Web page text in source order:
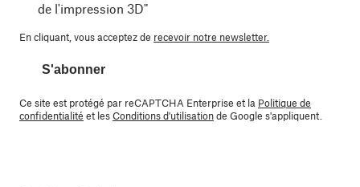
de l'impression 3D"
En cliquant, vous acceptez de recevoir notre newsletter.
S'abonner
Ce site est protégé par reCAPTCHA Enterprise et la Politique de
confidentialité et lesConditions d'utilisationde Google s'appliquent.